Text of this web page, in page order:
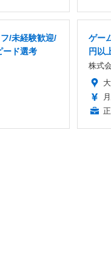
/未経験歓迎/
ード選考
ゲー
円以
株式